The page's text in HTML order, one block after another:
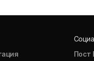
Пост